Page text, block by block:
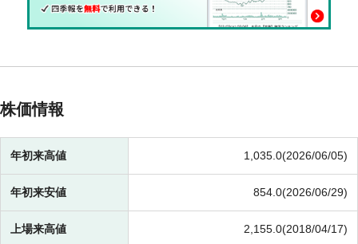
株価情報
年初来高値 1,035.0(2026/06/05)
年初来安値 854.0(2026/06/29)
上場来高値 2,155.0(2018/04/17)